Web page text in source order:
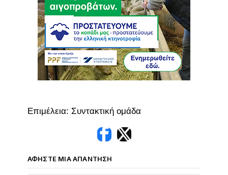
Επιμέλεια: Συντακτική ομάδα
ΑΦΉΣΤΕ ΜΙΑ ΑΠΆΝΤΗΣΗ